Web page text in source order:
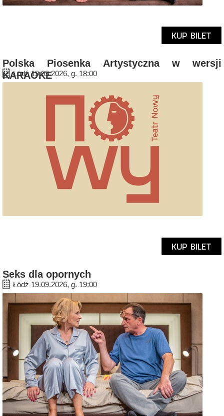
KUP BILET
Polska Piosenka Artystyczna w wersji
KARAOKE
Łódź 19.09.2026, g. 18:00
KUP BILET
Seks dla opornych
Łódź 19.09.2026, g. 19:00